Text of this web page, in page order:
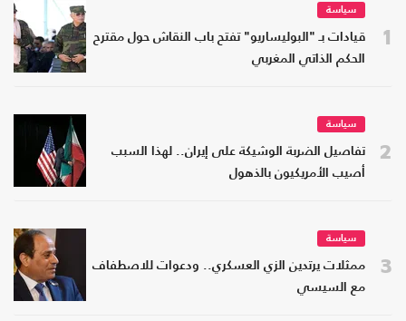
1
سياسة
قيادات بـ "البوليساريو" تفتح باب النقاش حول مقترح
الحكم الذاتي المغربي
2
سياسة
تفاصيل الضربة الوشيكة على إيران.. لهذا السبب
أصيب الأمريكيون بالذهول
3
سياسة
ممثلات يرتدين الزي العسكري.. ودعوات للاصطفاف
مع السيسي